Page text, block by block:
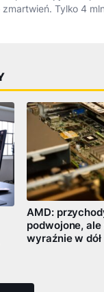
Tylko 4
AMD:
podwojone,
wyraźnie w dół